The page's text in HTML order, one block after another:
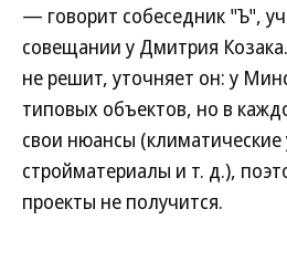
— говорит собеседник "Ъ",
совещании у Дмитрия
не решит, уточняет он: у
типовых объектов, но в
свои нюансы (климатические
стройматериалы и т. д.),
проекты не получится.